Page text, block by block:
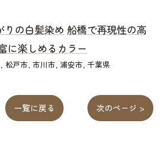
りの白髪染め 船橋で再現性の高
に楽しめるカラー
松戸市 市川市 浦安市 千葉県
一覧に戻る 次のページ >